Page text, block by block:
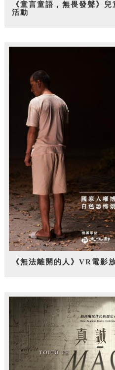
《童言童語，無畏發聲》
活動
《無法離開的人》VR電影